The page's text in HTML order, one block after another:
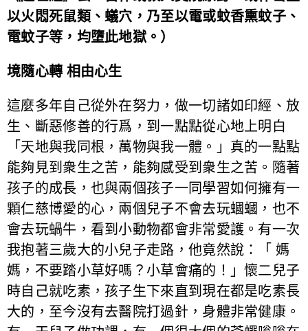
以火悶死鼠類、蟻穴，乃至以電或蚊香熏蚊子、
電蚊子等，均墮此地獄。）
境隨心轉 相由心生
這麼多年自己從外在努力，做一切諸如印經、放
生、斷惡修善的行爲，到一點點從心地上明白
「天地與我同根，萬物與我一體。」真的一點點
能夠見到衆生之苦，能夠感受到衆生之苦。隨著
孩子的成長，也與兩個孩子一同學習如何擁有一
顆仁慈博愛的心，兩個兒子不會去玩蟈蟈，也不
會去玩蝸牛，看到小動物都會非常愛護。有一次
我抱著三歲大的小兒子走路，他竟然說：「 媽
媽，不要踏小草好嗎？小草會痛的！」懷二兒子
時自己就吃素，孩子生下來直到現在都是吃素長
大的，至今沒有去醫院打過針，身體非常健康。